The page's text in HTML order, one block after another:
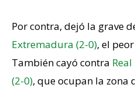
Por contra, dejó la grave
Extremadura (2-0), el
También cayó contra
(2-0), que ocupan la zona